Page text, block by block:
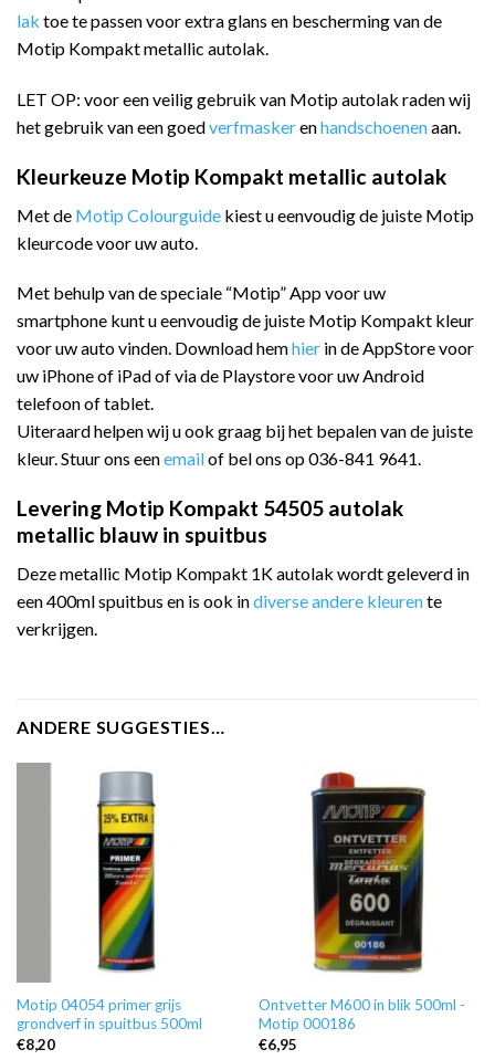
lak toe te passen voor extra glans en bescherming van de
Motip Kompakt metallic autolak.
LET OP: voor een veilig gebruik van Motip autolak raden wij
het gebruik van een goedverfmaskerenhandschoenenaan.
Kleurkeuze Motip Kompakt metallic autolak
Met de Motip Colourguide kiest u eenvoudig de juiste Motip
kleurcode voor uw auto.
Met behulp van de speciale “Motip” App voor uw
smartphone kunt u eenvoudig de juiste Motip Kompakt kleur
voor uw auto vinden. Download hemhier in de AppStore voor
uw iPhone of iPad of via de Playstore voor uw Android
telefoon of tablet.
Uiteraard helpen wij u ook graag bij het bepalen van de juiste
kleur. Stuur ons eenemailof bel ons op 036-841 9641.
Levering Motip Kompakt 54505 autolak
metallic blauw in spuitbus
Deze metallic Motip Kompakt 1K autolak wordt geleverd in
een 400ml spuitbus en is ook indiverse andere kleurente
verkrijgen.
ANDERE SUGGESTIES…
Motip 04054 primer grijs
grondverf in spuitbus 500ml
€8,20
Ontvetter M600 in blik 500ml -
Motip 000186
€6,95